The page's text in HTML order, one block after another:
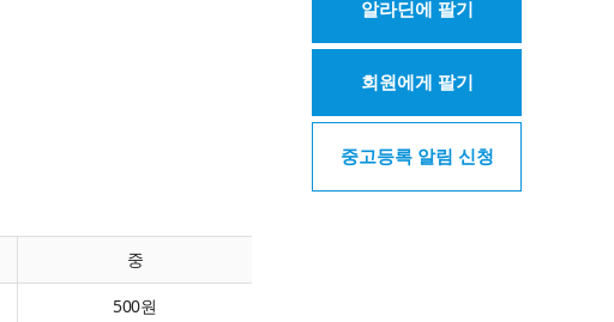
중
500원
알라딘에 팔기
회원에게 팔기
중고등록 알림 신청